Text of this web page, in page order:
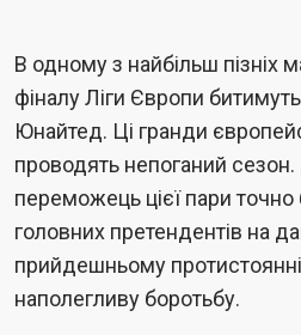
В одному з найбільш пізніх
фіналу Ліги Європи
Юнайтед. Ці гранди
проводять непоганий
переможець цієї пари
головних претендентів на
прийдешньому
наполегливу боротьбу.